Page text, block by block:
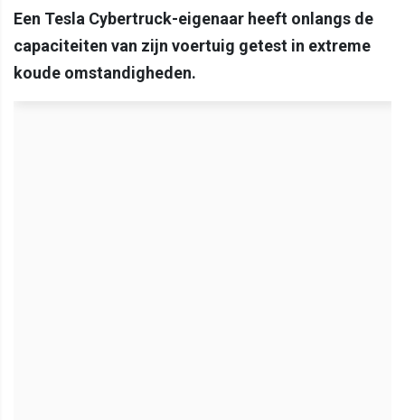
Een Tesla Cybertruck-eigenaar heeft onlangs de
capaciteiten van zijn voertuig getest in extreme
koude omstandigheden.